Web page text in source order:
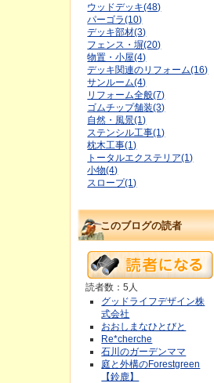
ウッドデッキ(48)
パーゴラ(10)
デッキ部材(3)
フェンス・塀(20)
物置・小屋(4)
デッキ関連のリフォーム(16)
サンルーム(4)
リフォーム全般(7)
ゴムチップ舗装(3)
自然・風景(1)
ステンシル工事(1)
枕木工事(1)
トータルエクステリア(1)
小物(4)
スロープ(1)
このブログの読者
読者数：5人
グッドライフデザイン株
式会社
おおしまなひとびと
Re*cherche
石川のガーデンママ
庭と外構のForestgreen
【鈴鹿】